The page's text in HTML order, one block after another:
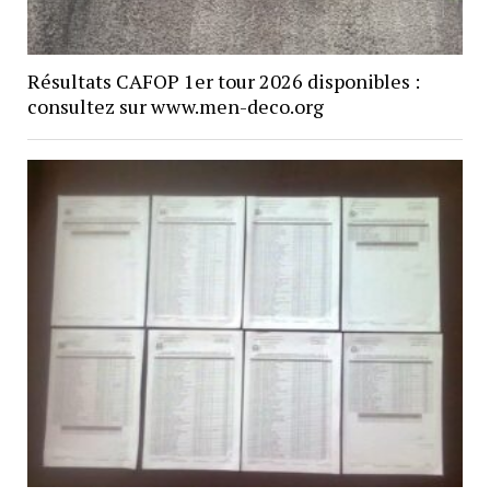
Résultats CAFOP 1er tour 2026 disponibles :
consultez sur www.men-deco.org